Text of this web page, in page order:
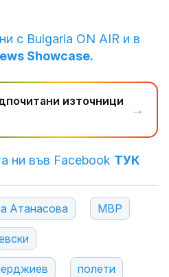
с Bulgaria ON AIR и в
Showcase.
източници
→
ни във Facebook ТУК
Атанасова МВР
полети